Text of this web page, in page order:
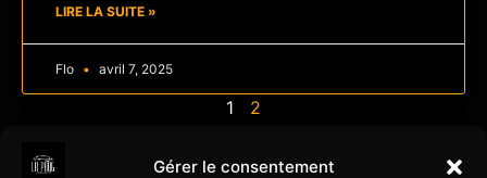
Gérer le consentement
LIRE LA SUITE »
Flo avril 7, 2025
1 2
Services
Contact